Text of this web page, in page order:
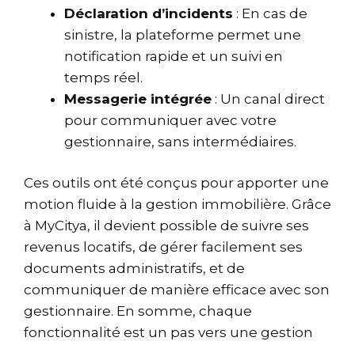
Déclaration d’incidents : En cas de
sinistre, la plateforme permet une
notification rapide et un suivi en
temps réel.
Messagerie intégrée : Un canal direct
pour communiquer avec votre
gestionnaire, sans intermédiaires.
Ces outils ont été conçus pour apporter une
motion fluide à la gestion immobilière. Grâce
à MyCitya, il devient possible de suivre ses
revenus locatifs, de gérer facilement ses
documents administratifs, et de
communiquer de manière efficace avec son
gestionnaire. En somme, chaque
fonctionnalité est un pas vers une gestion